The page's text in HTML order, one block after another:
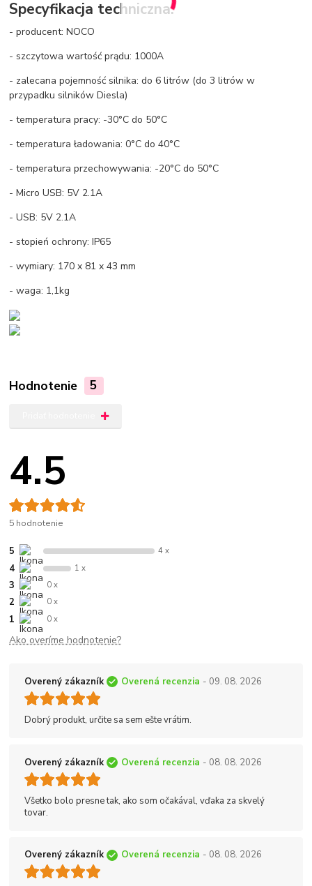
Specyfikacja techniczna:
- producent: NOCO
- szczytowa wartość prądu: 1000A
- zalecana pojemność silnika: do 6 litrów (do 3 litrów w
przypadku silników Diesla)
- temperatura pracy: -30°C do 50°C
- temperatura ładowania: 0°C do 40°C
- temperatura przechowywania: -20°C do 50°C
- Micro USB: 5V 2.1A
- USB: 5V 2.1A
- stopień ochrony: IP65
- wymiary: 170 x 81 x 43 mm
- waga: 1,1kg
Hodnotenie 5
4.5
5 hodnotenie
5 4 x
4 1 x
3 0 x
2 0 x
1 0 x
Ako overíme hodnotenie?
Overený zákazník Overená recenzia - 09. 08. 2026
Dobrý produkt, určite sa sem ešte vrátim.
Overený zákazník Overená recenzia - 08. 08. 2026
Všetko bolo presne tak, ako som očakával, vďaka za skvelý
tovar.
Overený zákazník Overená recenzia - 08. 08. 2026